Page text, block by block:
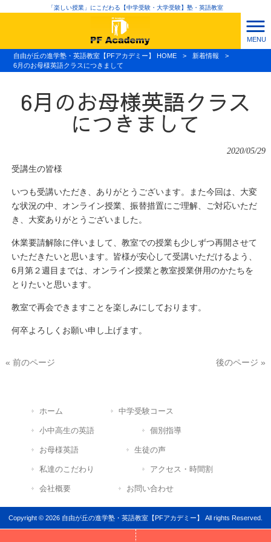
「楽しい授業」にこだわる【中学受験・大学受験】塾・英語教室
MENU
自由が丘の進学塾・英語教室【PFアカデミー】 HOME > 新着情報
>
6月のお母様英語クラスにつきまして
6月のお母様英語クラス
につきまして
2020/05/29
受講生の皆様
いつも受講いただき、ありがとうございます。また今回は、大変
な状況の中、オンライン授業、振替措置にご理解、ご対応いただ
き、大変ありがとうございました。
休業要請解除に伴いまして、教室での授業も少しずつ再開させて
いただきたいと思います。皆様が安心して受講いただけるよう、
6月第２週目までは、オンライン授業と教室授業併用のかたちを
とりたいと思います。
教室で再会できますことを楽しみにしております。
何卒よろしくお願い申し上げます。
« 前のページ 後のページ »
ホーム 中学受験コース
小中高生の英語 個別指導
お母様英語 生徒の声
私達のこだわり アクセス・時間割
会社概要 お問い合わせ
Copyright © 2026 自由が丘の進学塾・英語教室【PFアカデミー】 All rights Reserved.